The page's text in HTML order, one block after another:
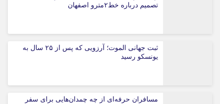
تصمیم درباره خط۲مترو اصفهان
ثبت جهانی الموت؛ آرزویی که پس از ۲۵ سال به
یونسکو رسید
مسافران حرفه‌ای از چه چمدان‌هایی برای سفر